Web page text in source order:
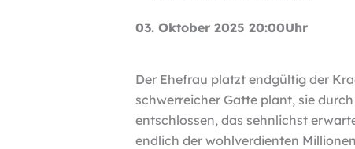
03. Oktober 2025 20:00Uhr
Der Ehefrau platzt endgültig der
schwerreicher Gatte plant, sie
entschlossen, das sehnlichst
endlich der wohlverdienten